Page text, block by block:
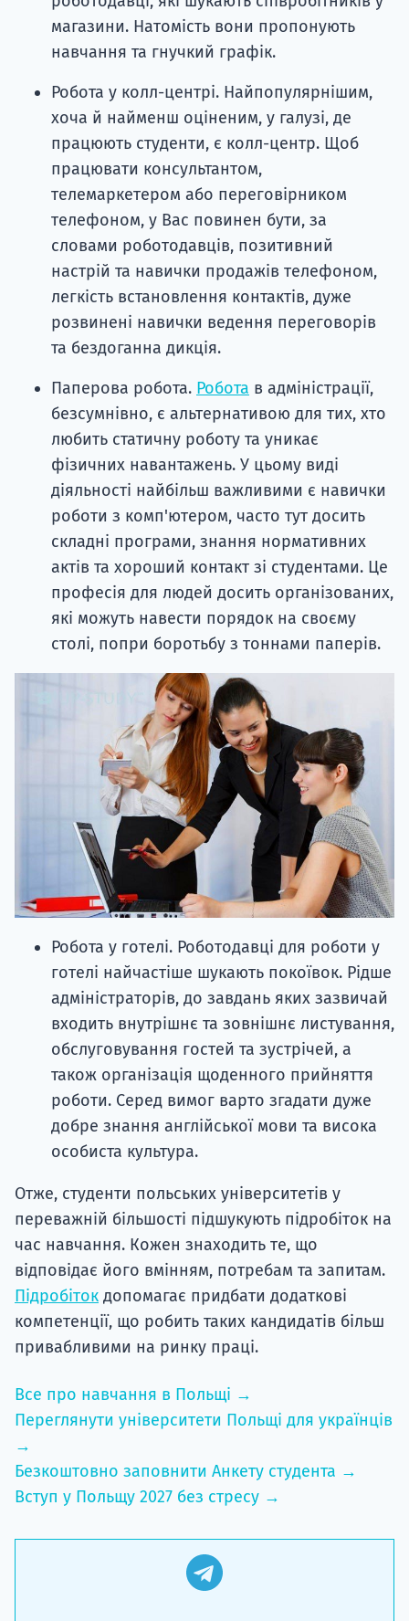
магазини. Натомість вони пропонують
навчання та гнучкий графік.
Робота у колл-центрі. Найпопулярнішим,
хоча й найменш оціненим, у галузі, де
працюють студенти, є колл-центр. Щоб
працювати консультантом,
телемаркетером або переговірником
телефоном, у Вас повинен бути, за
словами роботодавців, позитивний
настрій та навички продажів телефоном,
легкість встановлення контактів, дуже
розвинені навички ведення переговорів
та бездоганна дикція.
Паперова робота. Робота в адміністрації,
безсумнівно, є альтернативою для тих, хто
любить статичну роботу та уникає
фізичних навантажень. У цьому виді
діяльності найбільш важливими є навички
роботи з комп'ютером, часто тут досить
складні програми, знання нормативних
актів та хороший контакт зі студентами. Це
професія для людей досить організованих,
які можуть навести порядок на своєму
столі, попри боротьбу з тоннами паперів.
Робота у готелі. Роботодавці для роботи у
готелі найчастіше шукають покоївок. Рідше
адміністраторів, до завдань яких зазвичай
входить внутрішнє та зовнішнє листування,
обслуговування гостей та зустрічей, а
також організація щоденного прийняття
роботи. Серед вимог варто згадати дуже
добре знання англійської мови та висока
особиста культура.
Отже, студенти польських університетів у
переважній більшості підшукують підробіток на
час навчання. Кожен знаходить те, що
відповідає його вмінням, потребам та запитам.
Підробіток допомагає придбати додаткові
компетенції, що робить таких кандидатів більш
привабливими на ринку праці.
Все про навчання в Польщі →
Переглянути університети Польщі для українців
→
Безкоштовно заповнити Анкету студента →
Вступ у Польщу 2027 без стресу →